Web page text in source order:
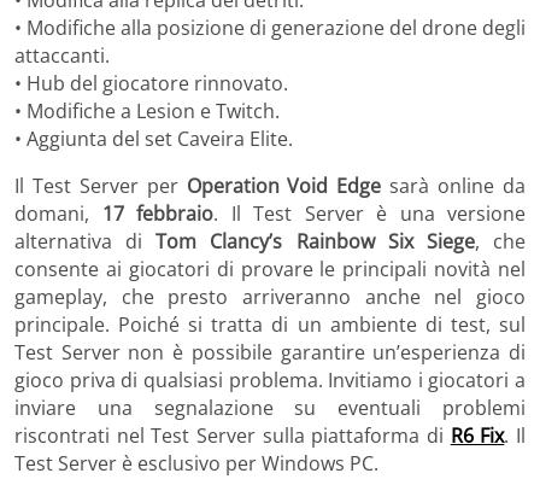
• Modifiche alla posizione di generazione del drone degli
attaccanti.
• Hub del giocatore rinnovato.
• Modifiche a Lesion e Twitch.
• Aggiunta del set Caveira Elite.
Il Test Server per Operation Void Edge sarà online da
domani, 17 febbraio. Il Test Server è una versione
alternativa diTom Clancy’s Rainbow Six Siege, che
consente ai giocatori di provare le principali novità nel
gameplay, che presto arriveranno anche nel gioco
principale. Poiché si tratta di un ambiente di test, sul
Test Server non è possibile garantire un’esperienza di
gioco priva di qualsiasi problema. Invitiamo i giocatori a
inviare una segnalazione su eventuali problemi
riscontrati nel Test Server sulla piattaforma di R6 Fix. Il
Test Server è esclusivo per Windows PC.